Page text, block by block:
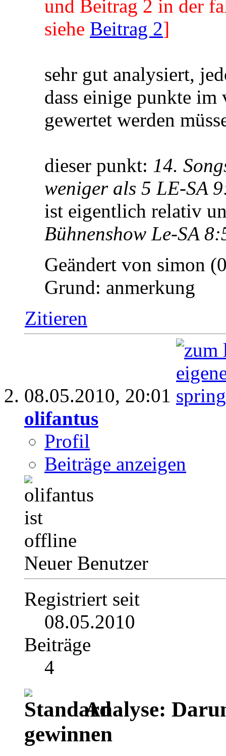
und Beitrag 2 in der
siehe Beitrag 2]
sehr gut analysiert,
dass einige punkte im
gewertet werden
dieser punkt: 14.
weniger als 5 LE-SA
ist eigentlich relativ
Bühnenshow Le-SA
Geändert von simon
Grund: anmerkung
Zitieren
08.05.2010, 20:01
olifantus
Profil
Beiträge anzeigen
Neuer Benutzer
Registriert seit
08.05.2010
Beiträge
4
Analyse:
gewinnen